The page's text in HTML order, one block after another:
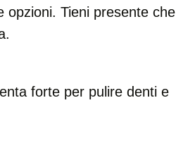
opzioni. Tieni presente che
forte per pulire denti e